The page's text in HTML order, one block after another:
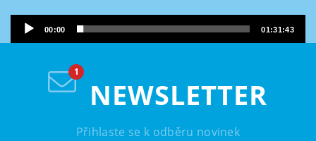
Audio
přehrávač
00:00 01:31:43
NEWSLETTER
Přihlaste se k odběru novinek